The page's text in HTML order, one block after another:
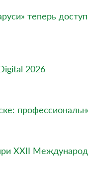
теперь
2026
XXII